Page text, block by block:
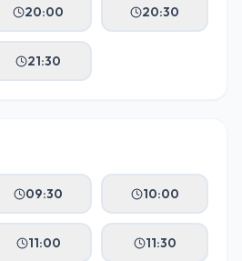
20:00 20:30
21:30
09:30 10:00
11:00 11:30